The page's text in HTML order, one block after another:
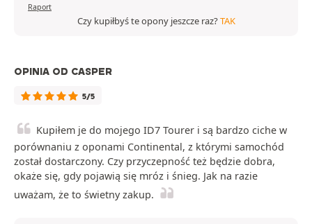
Raport
Czy kupiłbyś te opony jeszcze raz?TAK
OPINIA OD CASPER
5/5
Kupiłem je do mojego ID7 Tourer i są bardzo ciche w
porównaniu z oponami Continental, z którymi samochód
został dostarczony. Czy przyczepność też będzie dobra,
okaże się, gdy pojawią się mróz i śnieg. Jak na razie
uważam, że to świetny zakup.